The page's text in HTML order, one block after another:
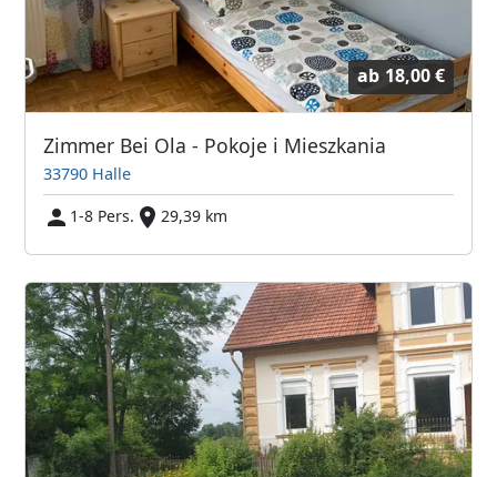
ab 18,00 €
Zimmer Bei Ola - Pokoje i Mieszkania
33790 Halle
1-8 Pers.
29,39 km